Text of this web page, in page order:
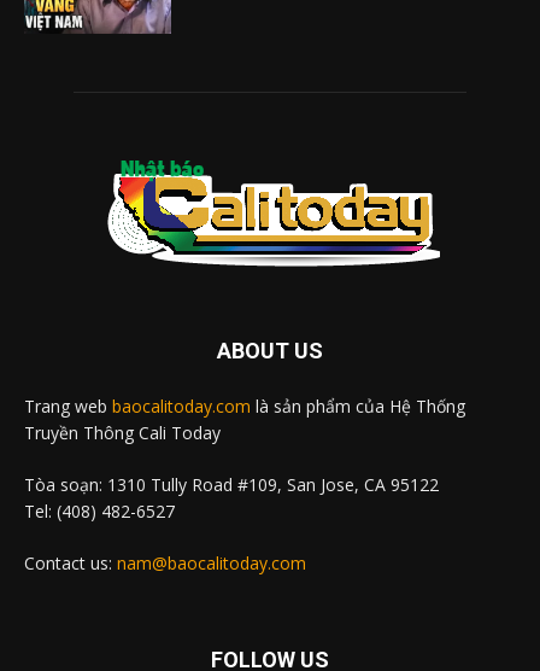
ABOUT US
Trang web baocalitoday.com là sản phẩm của Hệ Thống
Truyền Thông Cali Today
Tòa soạn: 1310 Tully Road #109, San Jose, CA 95122
Tel: (408) 482-6527
Contact us: nam@baocalitoday.com
FOLLOW US